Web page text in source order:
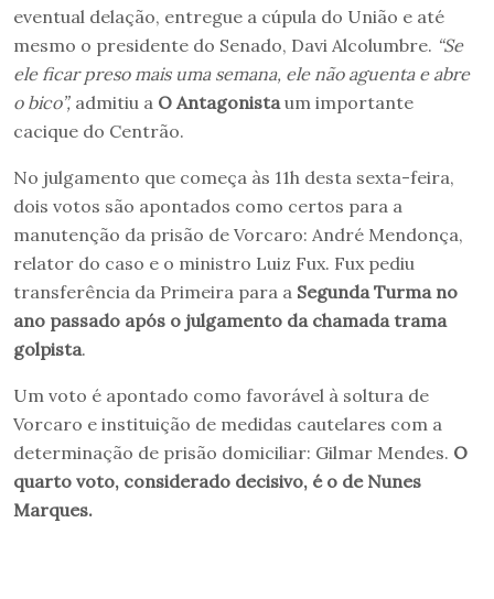
eventual delação, entregue a cúpula do União e até
mesmo o presidente do Senado, Davi Alcolumbre. “Se
ele ficar preso mais uma semana, ele não aguenta e abre
o bico”, admitiu a O Antagonista um importante
cacique do Centrão.
No julgamento que começa às 11h desta sexta-feira,
dois votos são apontados como certos para a
manutenção da prisão de Vorcaro: André Mendonça,
relator do caso e o ministro Luiz Fux. Fux pediu
transferência da Primeira para a Segunda Turma no
ano passado após o julgamento da chamada trama
golpista.
Um voto é apontado como favorável à soltura de
Vorcaro e instituição de medidas cautelares com a
determinação de prisão domiciliar: Gilmar Mendes. O
quarto voto, considerado decisivo, é o de Nunes
Marques.